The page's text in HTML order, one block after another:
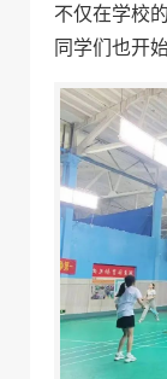
不仅在学校
同学们也开